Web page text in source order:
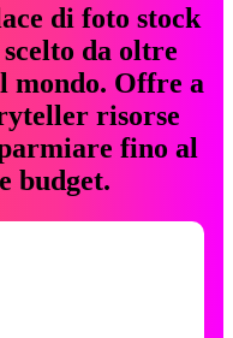
di foto stock
da oltre
mondo. Offre a
risorse
fino al
budget.